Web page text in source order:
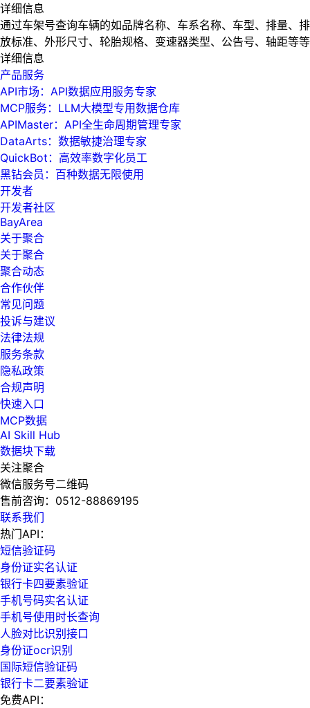
详细信息
通过车架号查询车辆的如品牌名称、车系名称、车型、排量、排
放标准、外形尺寸、轮胎规格、变速器类型、公告号、轴距等等
详细信息
产品服务
API市场：API数据应用服务专家
MCP服务：LLM大模型专用数据仓库
APIMaster：API全生命周期管理专家
DataArts：数据敏捷治理专家
QuickBot：高效率数字化员工
黑钻会员：百种数据无限使用
开发者
开发者社区
BayArea
关于聚合
关于聚合
聚合动态
合作伙伴
常见问题
投诉与建议
法律法规
服务条款
隐私政策
合规声明
快速入口
MCP数据
AI Skill Hub
数据块下载
关注聚合
微信服务号二维码
售前咨询： 0512-88869195
联系我们
热门API：
短信验证码
身份证实名认证
银行卡四要素验证
手机号码实名认证
手机号使用时长查询
人脸对比识别接口
身份证ocr识别
国际短信验证码
银行卡二要素验证
免费API：